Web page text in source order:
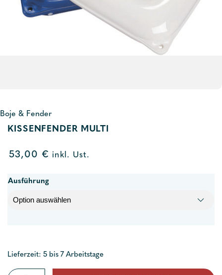
Boje & Fender
KISSENFENDER MULTI
53,00 € inkl. Ust.
Ausführung
Lieferzeit: 5 bis 7 Arbeitstage